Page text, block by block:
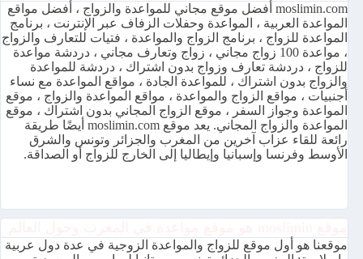
moslimin.com أفضل موقع مجاني للمواعدة والزواج ، أفضل مواقع
المواعدة العربية ، المواعدة وحفلات الزفاف عبر الإنترنت ، برنامج
المواعدة للزواج ، برنامج الزواج والمواعدة ، فتيات للتعارف والزواج
، مواعدة 100 زواج مجاني ، زواج وتعارف مجاني ، دردشة مواعدة
للزواج ، دردشة تعارف وزواج بدون اشتراك ، دردشة للمواعدة
والزواج بدون اشتراك ، للمواعدة الجادة ، مواقع المواعدة مع نساء
أجنبيات ، مواقع الزواج والمواعدة ، مواقع المواعدة والزواج ، موقع
المواعدة وجواز السفر ، موقع الزواج المجاني بدون اشتراك ، موقع
المواعدة والزواج المجاني. يعد موقع moslimin.com أيضًا طريقة
رائعة للقاء عزاب آخرين من المغرب والجزائر وتونس والشرق
الأوسط وفرنسا وإسبانيا وإيطاليا إلى الخارج للزواج أو الصداقة.
موقعنا هو أول موقع للزواج والمواعدة الزوجية في عدة دول عربية